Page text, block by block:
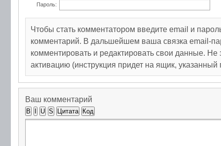
Пароль:
Чтобы стать комментатором введите email и
комментарий. В дальшейшем ваша связка email-
комментировать и редактировать свои данные. Не
активацию (инструкция придет на ящик, указанный
Ваш комментарий
B U S Цитата Код